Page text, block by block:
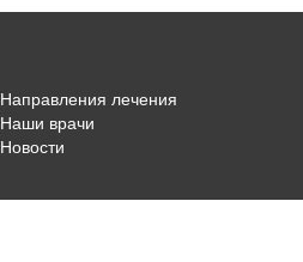
Направления лечения
Наши врачи
Новости